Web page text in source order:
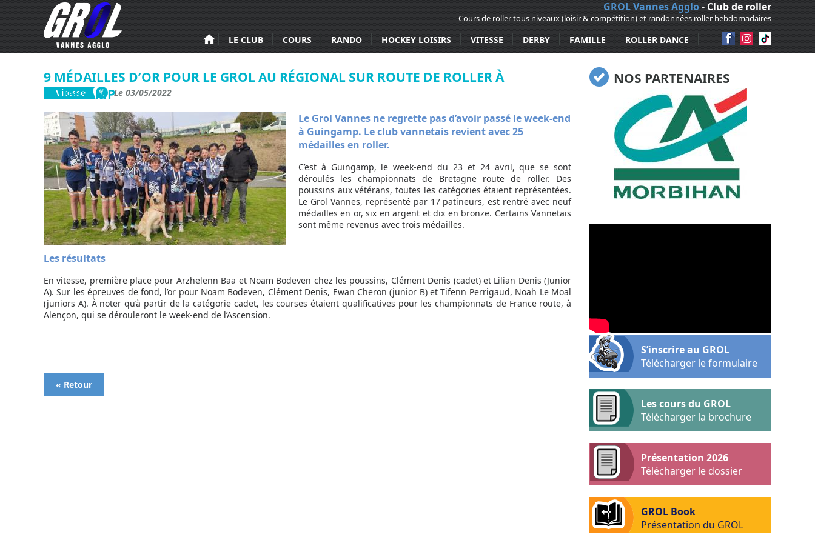
Aller au contenu principal GROL Vannes Agglo- Club de roller
Cours de roller tous niveaux (loisir & compétition) et randonnées roller hebdomadaires
LE CLUB COURS RANDO HOCKEY LOISIRS VITESSE DERBY FAMILLE ROLLER DANCE
9 MÉDAILLES D’OR POUR LE GROL AU RÉGIONAL SUR ROUTE DE ROLLER À
GUINGAMP
Vitesse Le 03/05/2022
Le Grol Vannes ne regrette pas d’avoir passé le week-end
à Guingamp. Le club vannetais revient avec 25
médailles en roller.
C’est à Guingamp, le week-end du 23 et 24 avril, que se sont
déroulés les championnats de Bretagne route de roller. Des
poussins aux vétérans, toutes les catégories étaient représentées.
Le Grol Vannes, représenté par 17 patineurs, est rentré avec neuf
médailles en or, six en argent et dix en bronze. Certains Vannetais
sont même revenus avec trois médailles.
Les résultats
En vitesse, première place pour Arzhelenn Baa et Noam Bodeven chez les poussins, Clément Denis (cadet) et Lilian Denis (Junior
A). Sur les épreuves de fond, l’or pour Noam Bodeven, Clément Denis, Ewan Cheron (junior B) et Tifenn Perrigaud, Noah Le Moal
(juniors A). À noter qu’à partir de la catégorie cadet, les courses étaient qualificatives pour les championnats de France route, à
Alençon, qui se dérouleront le week-end de l’Ascension.
« Retour
NOS PARTENAIRES
S’inscrire au GROL
Télécharger le formulaire
Les cours du GROL
Télécharger la brochure
Présentation 2026
Télécharger le dossier
GROL Book
Présentation du GROL